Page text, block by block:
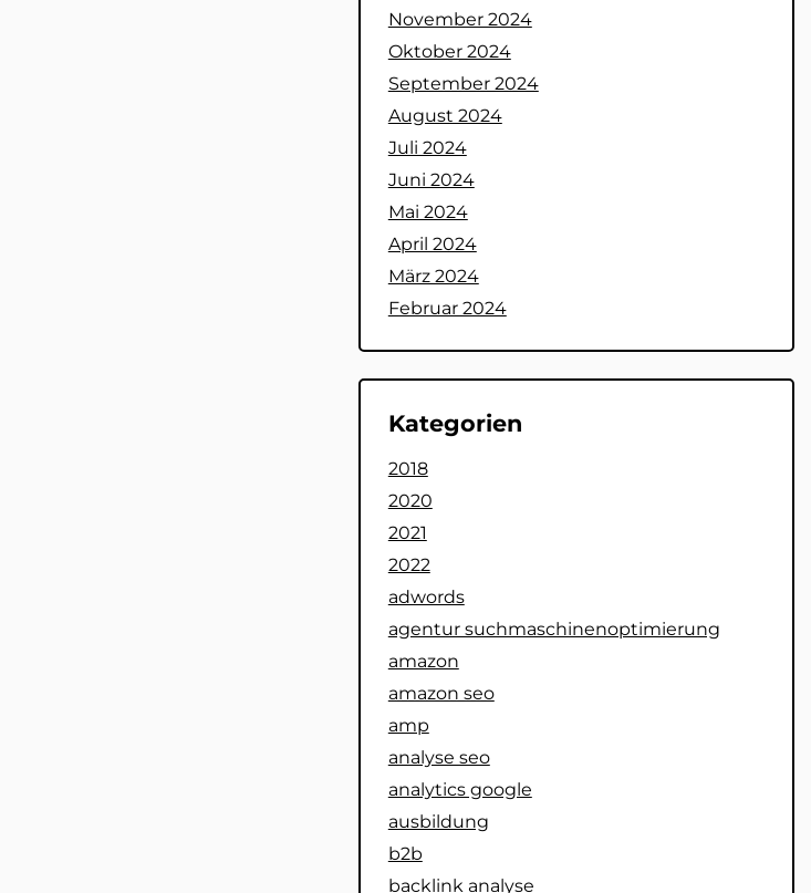
November 2024
Oktober 2024
September 2024
August 2024
Juli 2024
Juni 2024
Mai 2024
April 2024
März 2024
Februar 2024
Kategorien
2018
2020
2021
2022
adwords
agentur suchmaschinenoptimierung
amazon
amazon seo
amp
analyse seo
analytics google
ausbildung
b2b
backlink analyse